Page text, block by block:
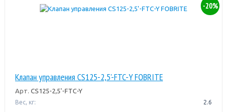
-20%
Клапан управления CS125-2,5'-FTC-Y FOBRITE
Арт. CS125-2,5'-FTC-Y
Вес, кг: 2.6